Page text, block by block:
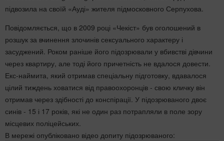
підвозила на своїй «Ауді» жителя підмосковного Серпухова.
Повідомляється, що в 2009 році «Чекіст» був оголошений в
розшук за вчинення злочинів сексуального характеру і
засуджений. Роком раніше його підозрювали у вбивстві дівчини
через квартиру, але тоді його причетність не вдалося довести.
Екс-наймита, який отримав спеціальну підготовку, вдавалося
цілий тиждень ховатися від правоохоронців - свою кличку він
отримав через здібності до конспірації. У підозрюваного двоє
синів - 15 і 17 років, які не один раз потрапляли в поле зору
місцевих поліцейських.
В мережі опубліковано відео допиту підозрюваного: